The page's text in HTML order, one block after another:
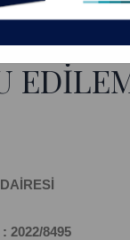
HER
8495